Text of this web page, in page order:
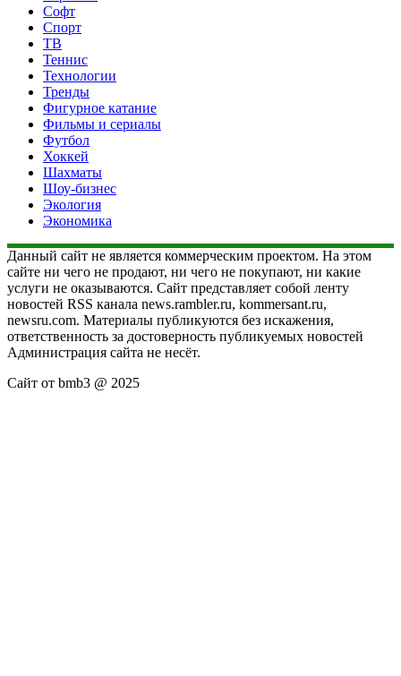
Софт
Спорт
ТВ
Теннис
Технологии
Тренды
Фигурное катание
Фильмы и сериалы
Футбол
Хоккей
Шахматы
Шоу-бизнес
Экология
Экономика
Данный сайт не является коммерческим проектом. На этом
сайте ни чего не продают, ни чего не покупают, ни какие
услуги не оказываются. Сайт представляет собой ленту
новостей RSS канала news.rambler.ru, kommersant.ru,
newsru.com. Материалы публикуются без искажения,
ответственность за достоверность публикуемых новостей
Администрация сайта не несёт.
Сайт от bmb3 @ 2025